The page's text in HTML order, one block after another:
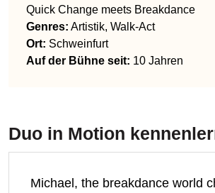
Quick Change meets Breakdance
Genres: Artistik, Walk-Act
Ort: Schweinfurt
Auf der Bühne seit: 10 Jahren
Duo in Motion
Michael, the breakdance world